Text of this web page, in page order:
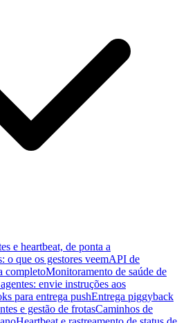
e heartbeat, de ponta a
o que os gestores veemAPI de
completoMonitoramento de saúde de
envie instruções aos
para entrega pushEntrega piggyback
e gestão de frotasCaminhos de